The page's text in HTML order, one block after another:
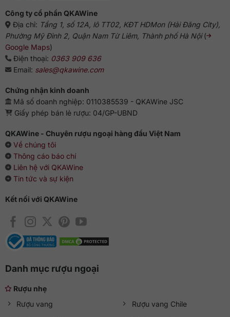
Công ty cổ phần QKAWine
Địa chỉ: Tầng 1, số 12A, lô TT02, KĐT HDMon (Hải Đăng City),
Phường Mỹ Đình 2, Quận Nam Từ Liêm, Thành phố Hà Nội(
Google Maps)
Điện thoại: 0363 909 636
Email: sales@qkawine.com
Chứng nhận kinh doanh
Mã số doanh nghiệp: 0110385539 - QKAWine JSC
Giấy phép bán lẻ rượu: 04/GP-UBND
QKAWine - Chuyên rượu ngoại hàng đầu Việt Nam
Về chúng tôi
Thông cáo báo chí
Liên hệ với QKAWine
Tin tức và sự kiện
Kết nối với QKAWine
Danh mục rượu ngoại
Rượu nhẹ
Rượu vang
Rượu vang Chile